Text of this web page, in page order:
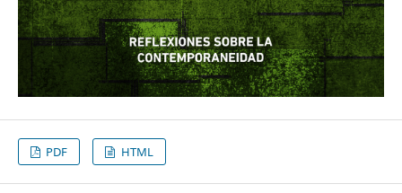
PDF HTML